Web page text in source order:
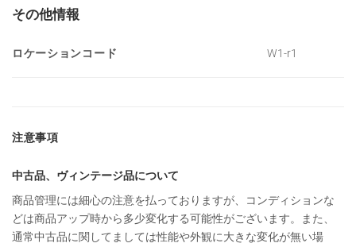
その他情報
ロケーションコード W1-r1
注意事項
中古品、ヴィンテージ品について
商品管理には細心の注意を払っておりますが、コンディションな
どは商品アップ時から多少変化する可能性がございます。また、
通常中古品に関してましては性能や外観に大きな変化が無い場